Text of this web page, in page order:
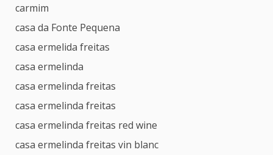
carmim
casa da Fonte Pequena
casa ermelida freitas
casa ermelinda
casa ermelinda freitas
casa ermelinda freitas
casa ermelinda freitas red wine
casa ermelinda freitas vin blanc